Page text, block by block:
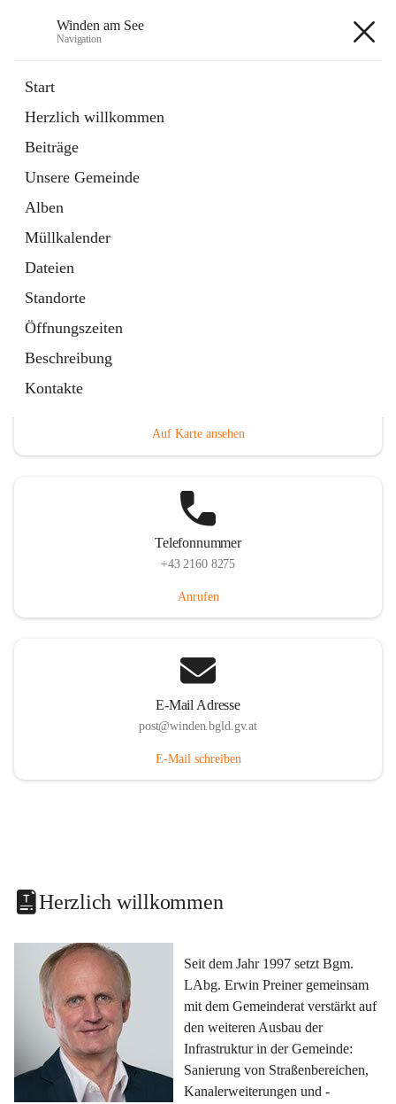
Winden am See
Navigation
Start
Herzlich willkommen
Beiträge
Unsere Gemeinde
Alben
Müllkalender
Dateien
Standorte
Öffnungszeiten
Beschreibung
Kontakte
Externe Webseite
in
Tab
Bebauungsplan
öffnet
in
neuem
Tab
Auf Karte ansehen
Telefonnummer
+43 2160 8275
Anrufen
E-Mail Adresse
post@winden.bgld.gv.at
E-Mail schreiben
Herzlich willkommen
Seit dem Jahr 1997 setzt Bgm.
LAbg. Erwin Preiner gemeinsam
mit dem Gemeinderat verstärkt auf
den weiteren Ausbau der
Infrastruktur in der Gemeinde:
Sanierung von Straßenbereichen,
Kanalerweiterungen und -